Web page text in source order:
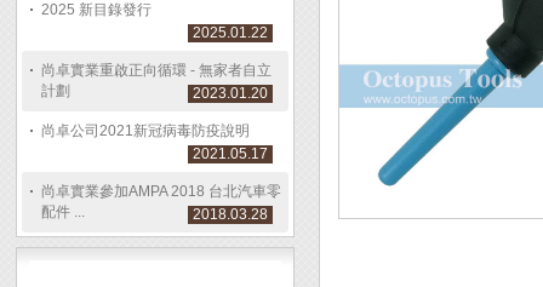
2025 新目錄發行
2025.01.22
尚卓實業重啟正向循環 - 無家者自立
計劃
2023.01.20
尚卓公司2021新冠病毒防疫說明
2021.05.17
尚卓實業參加AMPA 2018 台北汽車零
配件 ...
2018.03.28